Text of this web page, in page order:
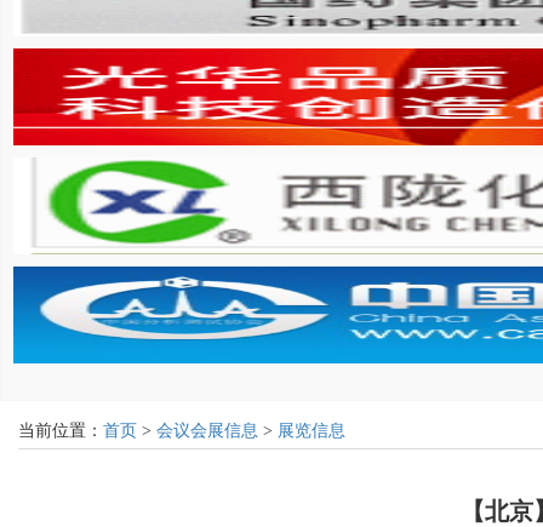
当前位置： 首页 > 会议会展信息 > 展览信息
【北